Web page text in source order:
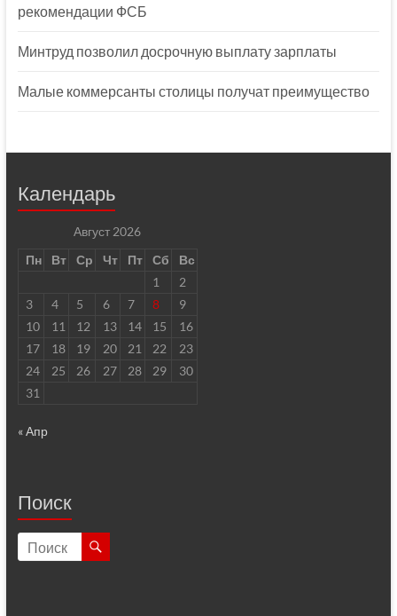
рекомендации ФСБ
Минтруд позволил досрочную выплату зарплаты
Малые коммерсанты столицы получат преимущество
Календарь
Август 2026
Пн
Вт Ср Чт Пт Сб
Вс
1
2
3
4 5 6 7 8
9
10
11 12 13 14 15
16
17
18 19 20 21 22
23
24
25 26 27 28 29
30
31
« Апр
Поиск